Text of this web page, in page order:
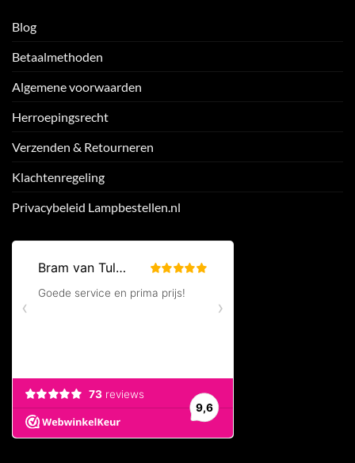
Blog
Betaalmethoden
Algemene voorwaarden
Herroepingsrecht
Verzenden & Retourneren
Klachtenregeling
Privacybeleid Lampbestellen.nl